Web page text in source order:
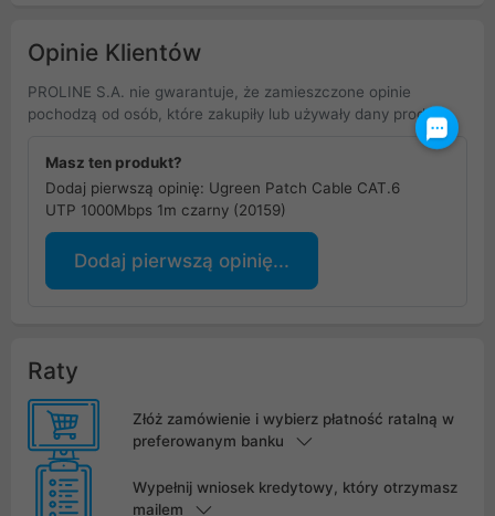
Opinie Klientów
PROLINE S.A. nie gwarantuje, że zamieszczone opinie
pochodzą od osób, które zakupiły lub używały dany produkt.
Masz ten produkt?
Dodaj pierwszą opinię: Ugreen Patch Cable CAT.6
UTP 1000Mbps 1m czarny (20159)
Dodaj pierwszą opinię...
Raty
Złóż zamówienie i wybierz płatność ratalną w
preferowanym banku
Wypełnij wniosek kredytowy, który otrzymasz
mailem